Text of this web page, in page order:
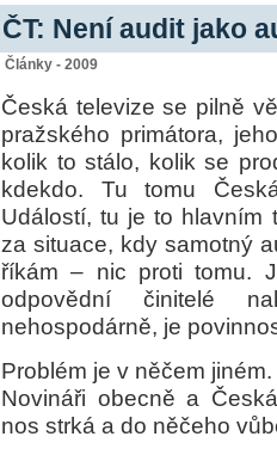
ČT: Není audit jako
Články - 2009
Česká televize se pilně
pražského primátora,
kolik to stálo, kolik se
kdekdo. Tu tomu
Událostí, tu je to hlavním
za situace, kdy samotný
říkám – nic proti tomu.
odpovědní činitelé
nehospodárně, je
Problém je v něčem
Novináři obecně a
nos strká a do něčeho